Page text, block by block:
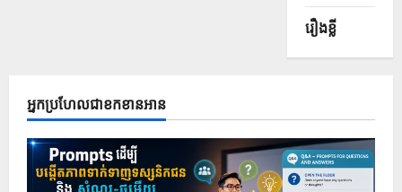
រឿងខ្លី
អ្នកប្រហែលជាខកខានអាន